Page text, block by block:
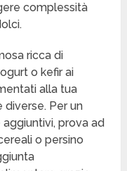
complessità
ricca di
o kefir ai
alla tua
Per un
prova ad
o persino